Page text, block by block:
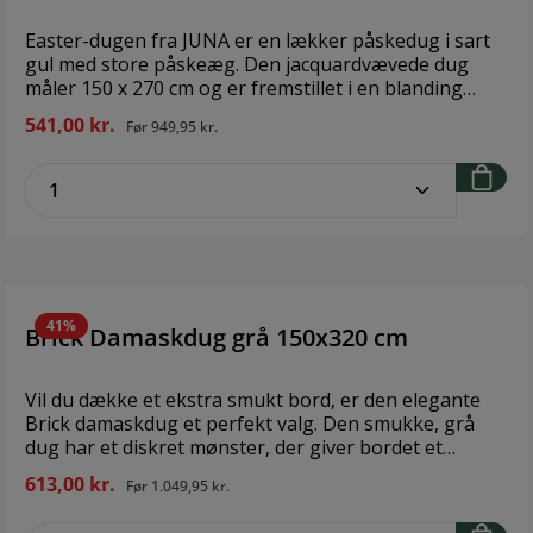
Easter-dugen fra JUNA er en lækker påskedug i sart
gul med store påskeæg. Den jacquardvævede dug
måler 150 x 270 cm og er fremstillet i en blanding
mellem 55 % bomuld og 45 % polyester. Den har vand-
og smudsafvisende overfladebehandling, så den er let
at tørre af med en fugtig klud, og den kan vaskes i
vaskemaskinen på 40°C.
541,00 kr. Før949,95 kr.
41%
Brick Damaskdug grå 150x320 cm
Vil du dække et ekstra smukt bord, er den elegante
Brick damaskdug et perfekt valg. Den smukke, grå
dug har et diskret mønster, der giver bordet et
levende udtryk. Og så er dugen ovenikøbet i 100%
økologisk bomuld, så du kan sætte dig til bords med
god samvittighed. OEKO-TEX®-mærket. Tåler vask
613,00 kr. Før 1.049,95 kr.